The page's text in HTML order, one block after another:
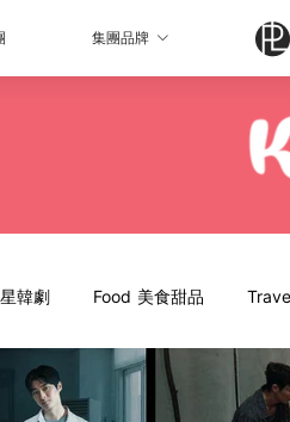
集團品牌
韓劇 Food 美食甜品